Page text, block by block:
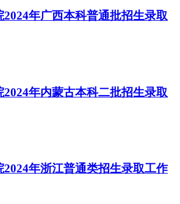
年广西本科普通批招生录取
年内蒙古本科二批招生录取
年浙江普通类招生录取工作